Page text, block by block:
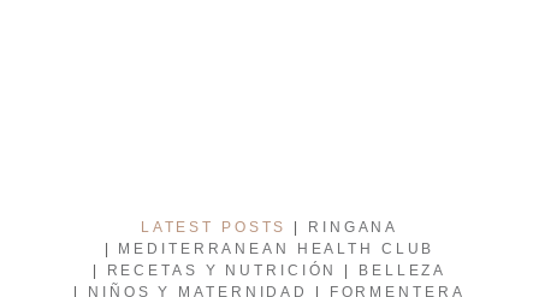
LATEST POSTS
RINGANA
MEDITERRANEAN HEALTH CLUB
RECETAS Y NUTRICIÓN
BELLEZA
NIÑOS Y MATERNIDAD
FORMENTERA